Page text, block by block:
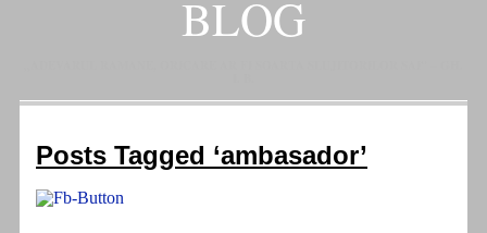
BLOG
Posts Tagged ‘ambasador’